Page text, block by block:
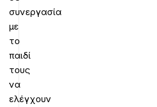
συνεργασία
με
το
παιδί
τους
να
ελέγχουν